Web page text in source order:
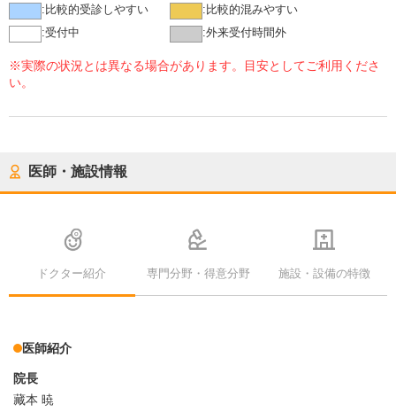
: 比較的受診しやすい : 比較的混みやすい
:受付中 :外来受付時間外
※実際の状況とは異なる場合があります。目安としてご利用くださ
い。
医師・施設情報
ドクター紹介 専門分野・得意分野 施設・設備の特徴
医師紹介
院長
藏本 暁